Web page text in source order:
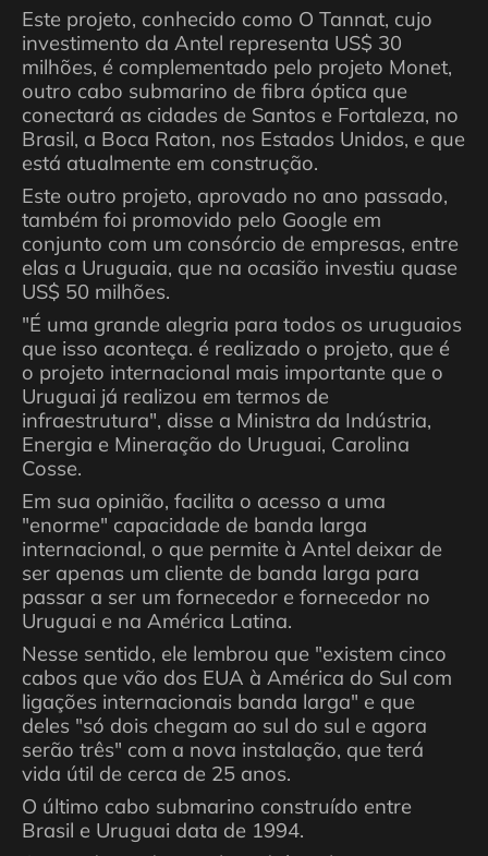
Este projeto, conhecido como O Tannat, cujo
investimento da Antel representa US$ 30
milhões, é complementado pelo projeto Monet,
outro cabo submarino de fibra óptica que
conectará as cidades de Santos e Fortaleza, no
Brasil, a Boca Raton, nos Estados Unidos, e que
está atualmente em construção.
Este outro projeto, aprovado no ano passado,
também foi promovido pelo Google em
conjunto com um consórcio de empresas, entre
elas a Uruguaia, que na ocasião investiu quase
US$ 50 milhões.
"É uma grande alegria para todos os uruguaios
que isso aconteça. é realizado o projeto, que é
o projeto internacional mais importante que o
Uruguai já realizou em termos de
infraestrutura", disse a Ministra da Indústria,
Energia e Mineração do Uruguai, Carolina
Cosse.
Em sua opinião, facilita o acesso a uma
"enorme" capacidade de banda larga
internacional, o que permite à Antel deixar de
ser apenas um cliente de banda larga para
passar a ser um fornecedor e fornecedor no
Uruguai e na América Latina.
Nesse sentido, ele lembrou que "existem cinco
cabos que vão dos EUA à América do Sul com
ligações internacionais banda larga" e que
deles "só dois chegam ao sul do sul e agora
serão três" com a nova instalação, que terá
vida útil de cerca de 25 anos.
O último cabo submarino construído entre
Brasil e Uruguai data de 1994.